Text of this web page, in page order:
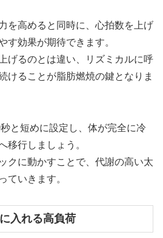
を高めると同時に、心拍数を上げ
す効果が期待できます。
げるのとは違い、リズミカルに呼
けることが脂肪燃焼の鍵となりま
と短めに設定し、体が完全に冷
移行しましょう。
クに動かすことで、代謝の高い太
ていきます。
入れる高負荷